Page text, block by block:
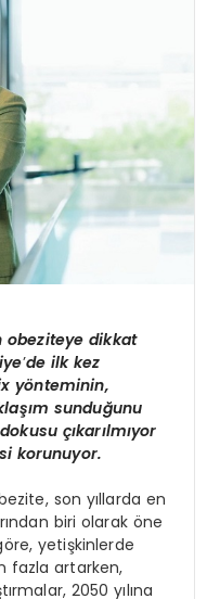
obeziteye dikkat
’de ilk kez
yönteminin,
sunduğunu
çıkarılmıyor
korunuyor.
son yıllarda en
biri olarak öne
yetişkinlerde
fazla artarken,
2050 yılına